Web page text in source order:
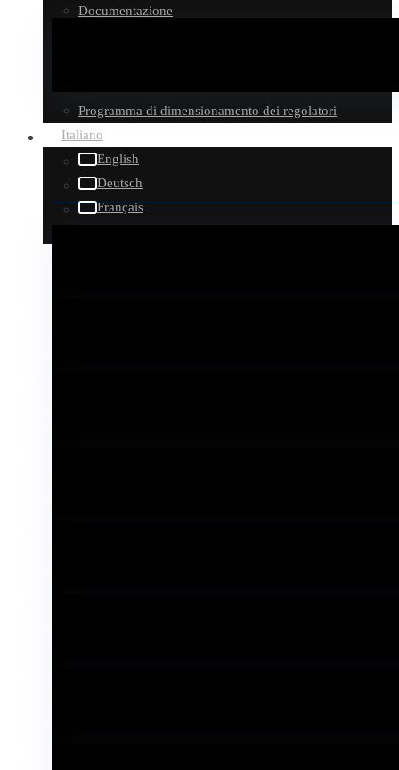
Documentazione
Programma di dimensionamento dei regolatori
Italiano
English
Deutsch
Français